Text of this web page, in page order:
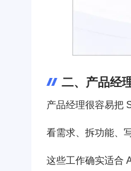
二、产品经
产品经理很容易把
看需求、拆功能、
这些工作确实适合